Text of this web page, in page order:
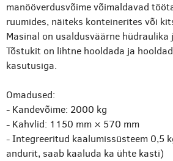
manööverdusvõime võimaldavad
ruumides, näiteks konteinerites või
Masinal on usaldusväärne hüdraulika
Tõstukit on lihtne hooldada ja
kasutusiga.
Omadused:
- Kandevõime: 2000 kg
- Kahvlid: 1150 mm × 570 mm
- Integreeritud kaalumissüsteem 0,5
andurit, saab kaaluda ka ühte kasti)